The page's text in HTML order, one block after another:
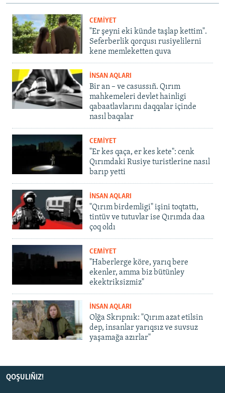
CEMİYET
"Er şeyni eki künde taşlap kettim".
Seferberlik qorqusı rusiyelilerni
kene memleketten quva
İNSAN AQLARI
Bir an – ve casussıñ. Qırım
mahkemeleri devlet hainligi
qabaatlavlarını daqqalar içinde
nasıl baqalar
CEMİYET
"Er kes qaça, er kes kete": cenk
Qırımdaki Rusiye turistlerine nasıl
barıp yetti
İNSAN AQLARI
"Qırım birdemligi" işini toqtattı,
tintüv ve tutuvlar ise Qırımda daa
çoq oldı
CEMİYET
"Haberlerge köre, yarıq bere
ekenler, amma biz bütünley
ekektriksizmiz"
İNSAN AQLARI
Olğa Skrıpnık: "Qırım azat etilsin
dep, insanlar yarıqsız ve suvsuz
yaşamağa azırlar"
QOŞULIÑIZ!